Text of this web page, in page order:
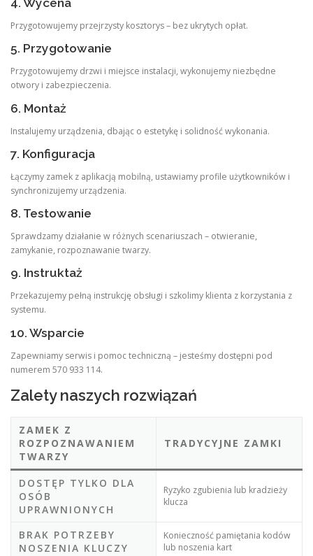
4. Wycena
Przygotowujemy przejrzysty kosztorys – bez ukrytych opłat.
5. Przygotowanie
Przygotowujemy drzwi i miejsce instalacji, wykonujemy niezbędne
otwory i zabezpieczenia.
6. Montaż
Instalujemy urządzenia, dbając o estetykę i solidność wykonania.
7. Konfiguracja
Łączymy zamek z aplikacją mobilną, ustawiamy profile użytkowników i
synchronizujemy urządzenia.
8. Testowanie
Sprawdzamy działanie w różnych scenariuszach – otwieranie,
zamykanie, rozpoznawanie twarzy.
9. Instruktaż
Przekazujemy pełną instrukcję obsługi i szkolimy klienta z korzystania z
systemu.
10. Wsparcie
Zapewniamy serwis i pomoc techniczną – jesteśmy dostępni pod
numerem 570 933 114.
Zalety naszych rozwiązań
ZAMEK Z
ROZPOZNAWANIEM
TWARZY
TRADYCYJNE ZAMKI
DOSTĘP TYLKO DLA
OSÓB
UPRAWNIONYCH
Ryzyko zgubienia lub kradzieży
klucza
BRAK POTRZEBY
NOSZENIA KLUCZY
Konieczność pamiętania kodów
lub noszenia kart